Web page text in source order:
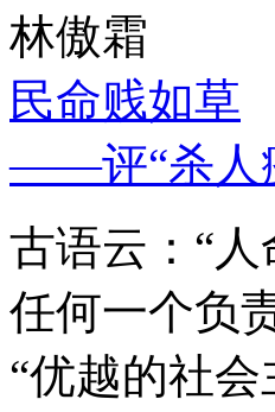
林傲霜
民命贱如草
——评“杀人
古语云：“
任何一个负
“优越的社